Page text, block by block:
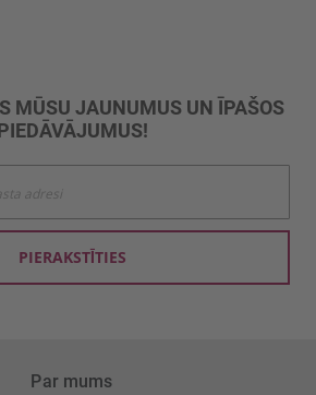
MŪSU JAUNUMUS UN ĪPAŠOS
PIERAKSTĪTIES
Par mums